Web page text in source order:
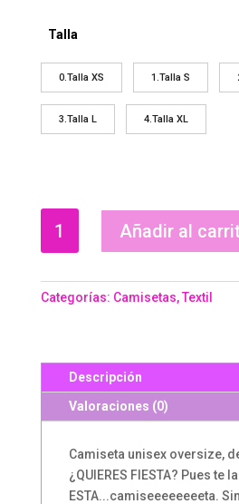
Talla
0.Talla XS 1.Talla S
3.Talla L 4.Talla XL
CHILLI
Añadir al
Categorías: Camisetas,Textil
Descripción
Valoraciones (0)
Camiseta unisex oversize,
¿QUIERES FIESTA? Pues te
ESTA...camiseeeeeeeeta.